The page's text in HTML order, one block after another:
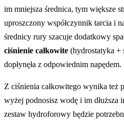
im mniejsza średnica, tym większe
uproszczony współczynnik tarcia i
średnicy rury szacuje dodatkowy
ciśnienie całkowite (hydrostatyka +
dopłynęła z odpowiednim napędem.
Z ciśnienia całkowitego wynika też
wyżej podnosisz wodę i im dłuższa
zestaw hydroforowy będzie